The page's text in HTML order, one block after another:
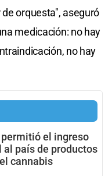
orquesta", aseguró
medicación: no hay
no hay
permitió el ingreso
al país de productos
cannabis